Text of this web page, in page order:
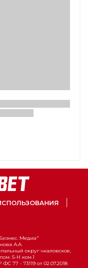
Медиа"
А.А.
округ чкаловское,
5-Н ком.1
77 - 73119 от 02.07.2018